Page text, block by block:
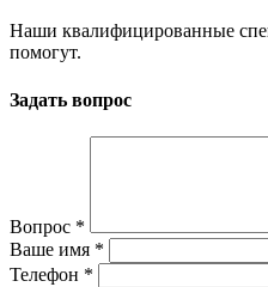
Наши квалифицированные
помогут.
Задать вопрос
Вопрос *
Ваше имя *
Телефон *